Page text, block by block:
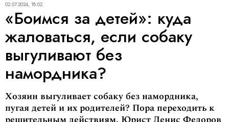
02.07.2024, 18:02
«Боимся за детей»: куда
жаловаться, если собаку
выгуливают без
намордника?
Хозяин выгуливает собаку без намордника,
пугая детей и их родителей? Пора переходить к